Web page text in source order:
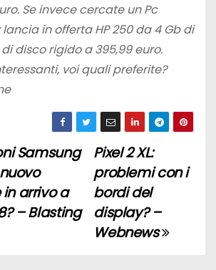
Se invece cercate un Pc
lancia in offerta HP 250 da 4 Gb di
disco rigido a 395,99 euro.
voi quali preferite?
Pixel 2 XL:
problemi con i
bordi del
display? –
Webnews
Samsung
arrivo a
– Blasting